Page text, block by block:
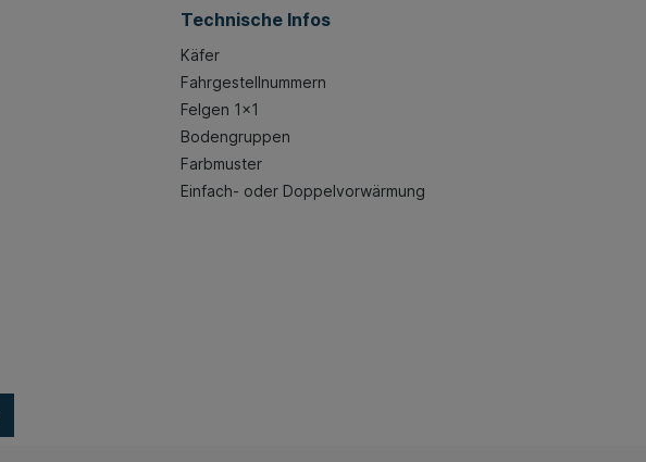
Technische Infos
Käfer
Fahrgestellnummern
Felgen 1x1
Bodengruppen
Farbmuster
Einfach- oder Doppelvorwärmung